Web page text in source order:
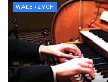
WAŁBRZYCH